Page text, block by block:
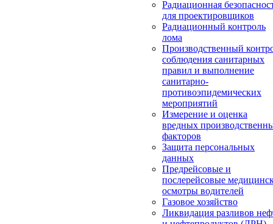
Радиационная
для проектировщиков
Радиационный контроль
лома
Производственный
соблюдения санитарных
правил и выполнение
санитарно-
противоэпидемических
мероприятий
Измерение и оценка
вредных
факторов
Защита персональных
данных
Предрейсовые и
послерейсовые
осмотры водителей
Газовое хозяйство
Ликвидация разливов